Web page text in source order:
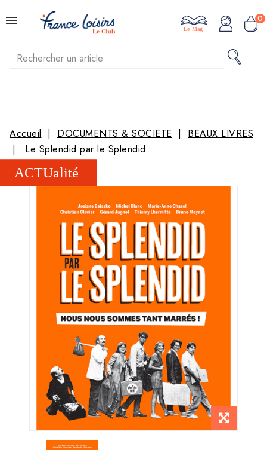
0
Le Mag
Accueil DOCUMENTS & SOCIETE
BEAUX LIVRES
Le Splendid par le Splendid